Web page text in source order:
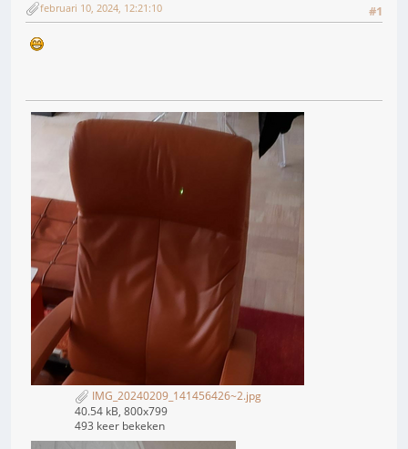
#1
februari 10, 2024, 12:21:10
IMG_20240209_141456426~2.jpg
40.54 kB, 800x799
493 keer bekeken